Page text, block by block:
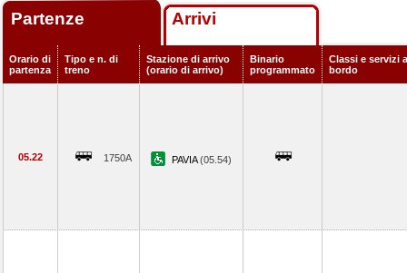
Partenze Arrivi
Orario di
partenza
Tipo e n. di
treno
Stazione di arrivo
(orario di arrivo)
Binario
programmato
Classi e servizi a
bordo
05.22 1750A PAVIA(05.54)